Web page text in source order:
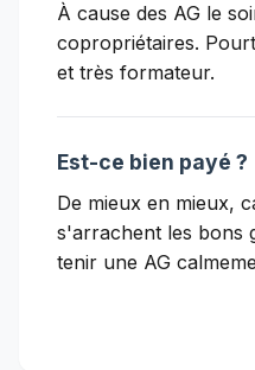
À cause des AG le
copropriétaires.
et très formateur.
Est-ce bien payé ?
De mieux en mieux,
s'arrachent les bons
tenir une AG